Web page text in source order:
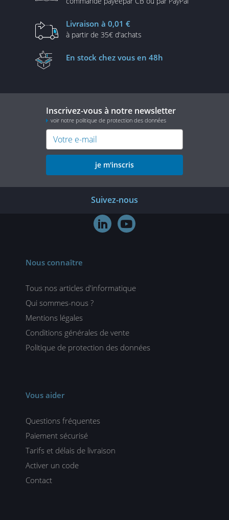
Livraison à 0,01 €
à partir de 35€ d'achats
En stock chez vous en 48h
Inscrivez-vous à notre newsletter
voir notre politique de protection des données
je m'inscris
Suivez-nous
 
Nous connaître
Tous nos articles d'informatique
Qui sommes-nous ?
Mentions légales
Conditions générales de vente
Politique de protection des données
Vous aider
Questions fréquentes
Paiement sécurisé
Tarifs et délais de livraison
Activer un code
Contact